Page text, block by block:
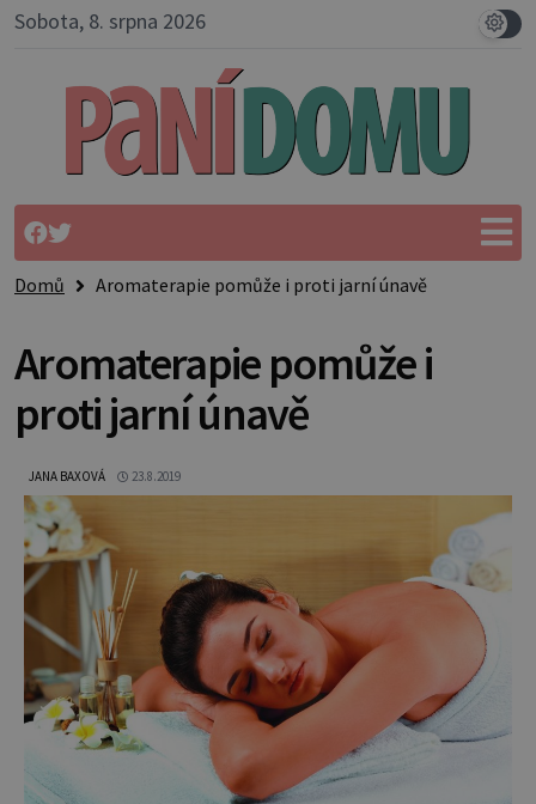
Sobota, 8. srpna 2026
Domů Aromaterapie pomůže i proti jarní únavě
Aromaterapie pomůže i
proti jarní únavě
JANA BAXOVÁ 23.8.2019